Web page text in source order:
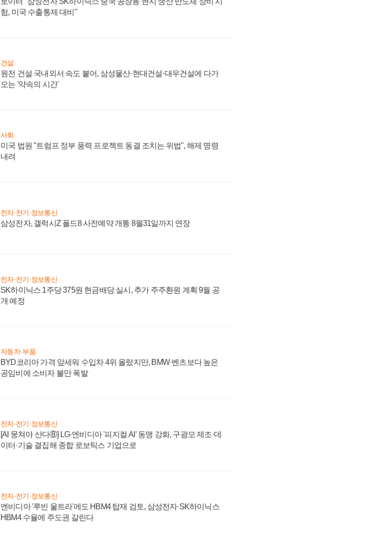
험, 미국 수출통제 대비"
건설
원전 건설 국내외서 속도 붙어, 삼성물산·현대건설·대우건설에 다가
오는 '약속의 시간'
사회
미국 법원 "트럼프 정부 풍력 프로젝트 동결 조치는 위법", 해제 명령
내려
전자·전기·정보통신
삼성전자, 갤럭시Z 폴드8 사전예약 개통 8월31일까지 연장
전자·전기·정보통신
SK하이닉스 1주당 375원 현금배당 실시, 추가 주주환원 계획 9월 공
개 예정
자동차·부품
BYD코리아 가격 앞세워 수입차 4위 올랐지만, BMW·벤츠보다 높은
공임비에 소비자 불만 폭발
전자·전기·정보통신
[AI 뭉쳐야 산다⑧] LG·엔비디아 '피지컬 AI' 동맹 강화, 구광모 제조·데
이터·기술 결집해 종합 로보틱스 기업으로
전자·전기·정보통신
엔비디아 '루빈 울트라'에도 HBM4 탑재 검토, 삼성전자·SK하이닉스
HBM4 수율에 주도권 갈린다